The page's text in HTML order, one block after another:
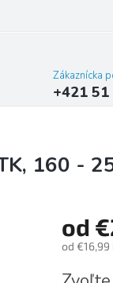
Zákaznícka
+421
160 -
od
od €16,99